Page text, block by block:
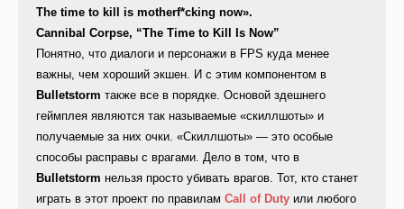
The time to kill is motherf*cking now».
Cannibal Corpse, “The Time to Kill Is Now”
Понятно, что диалоги и персонажи в FPS куда менее
важны, чем хороший экшен. И с этим компонентом в
Bulletstorm также все в порядке. Основой здешнего
геймплея являются так называемые «скиллшоты» и
получаемые за них очки. «Скиллшоты» — это особые
способы расправы с врагами. Дело в том, что в
Bulletstorm нельзя просто убивать врагов. Тот, кто станет
играть в этот проект по правилам Call of Duty или любого